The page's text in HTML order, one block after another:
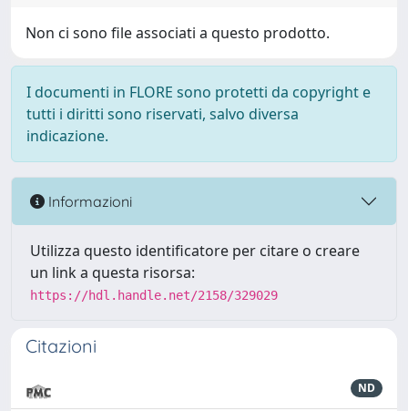
Non ci sono file associati a questo prodotto.
I documenti in FLORE sono protetti da copyright e
tutti i diritti sono riservati, salvo diversa
indicazione.
Informazioni
Utilizza questo identificatore per citare o creare
un link a questa risorsa:
https://hdl.handle.net/2158/329029
Citazioni
ND